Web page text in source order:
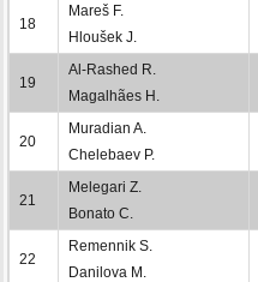
18
Mareš F.
Hloušek J.
19
Al-Rashed R.
Magalhães H.
20
Muradian A.
Chelebaev P.
21
Melegari Z.
Bonato C.
22
Remennik S.
Danilova M.